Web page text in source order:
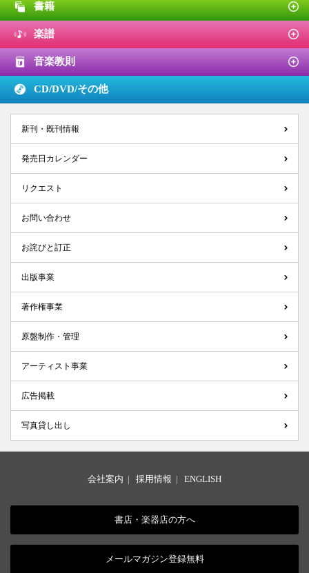
書籍
楽譜
音楽教則
CD/DVD/その他
新刊・既刊情報
発売日カレンダー
リクエスト
お問い合わせ
お詫びと訂正
出版事業
著作権事業
原盤制作・管理
アーティスト事業
広告掲載
写真貸し出し
会社案内 | 採用情報 | ENGLISH
書店・楽器店の方へ
メールマガジン登録無料